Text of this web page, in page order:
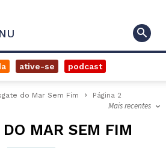
ative-se podcast
do Mar Sem Fim Página 2
Mais recentes
DO MAR SEM FIM